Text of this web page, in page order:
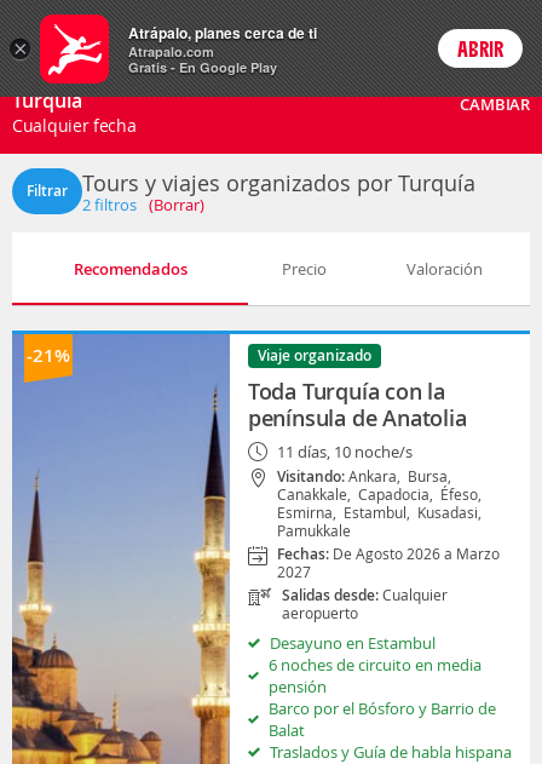
Paquetes Precios enPeso
ARSCambiar moneda
Login
Turquía
Cualquier fecha
CAMBIAR
Filtrar Tours y viajes organizados por Turquía
2filtros (Borrar)
Recomendados Precio Valoración
-21% Viaje organizado
Toda Turquía con la
península de Anatolia
11 días, 10 noche/s
Visitando:Ankara, Bursa,
Canakkale, Capadocia, Éfeso,
Esmirna, Estambul, Kusadasi,
Pamukkale
Fechas: De Agosto 2026 a Marzo
2027
Salidas desde:Cualquier
aeropuerto
Desayuno en Estambul
6 noches de circuito en media
pensión
Barco por el Bósforo y Barrio de
Balat
Traslados y Guía de habla hispana
×
Atrápalo, planes cerca de ti
Atrapalo.com
Gratis - En Google Play
ABRIR